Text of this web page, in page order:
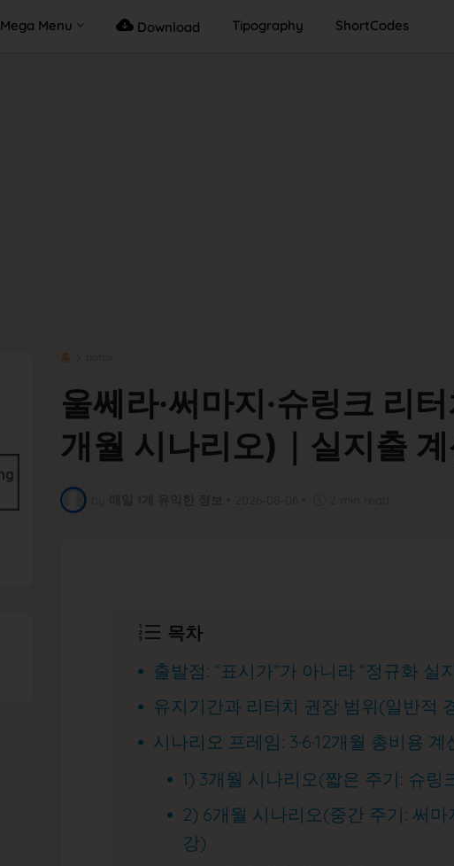
Mega Menu Download Tipography ShortCodes
홈
울쎄라·써마지·슈링크 리
개월 시나리오)｜실지출
목차
출발점: “표시가”가 아니라 “정규화 실
유지기간과 리터치 권장 범위(일반적
시나리오 프레임: 3·6·12개월 총비용 계
1) 3개월 시나리오(짧은 주기: 슈링
2) 6개월 시나리오(중간 주기: 써
강)